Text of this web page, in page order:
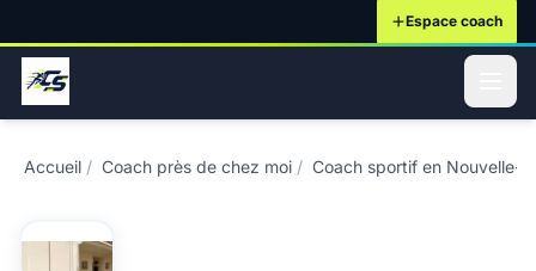
Espace coach
Accueil / Coach près de chez moi / Coach sportif en Nouvelle-